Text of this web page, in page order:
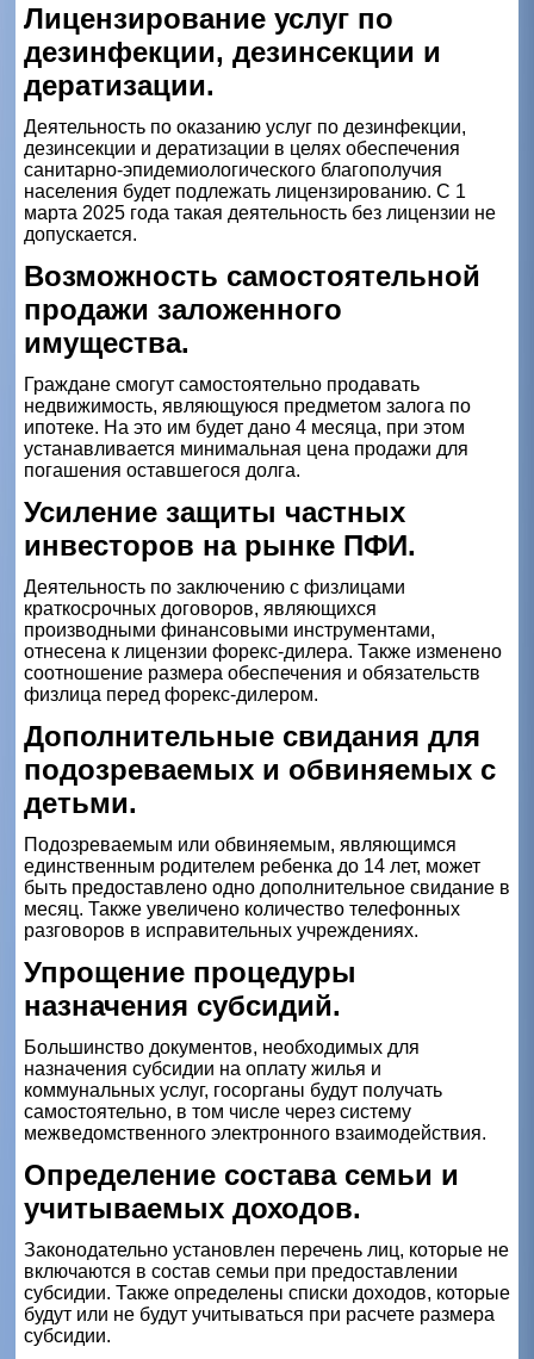
Лицензирование услуг по
дезинфекции, дезинсекции и
дератизации.
Деятельность по оказанию услуг по дезинфекции,
дезинсекции и дератизации в целях обеспечения
санитарно-эпидемиологического благополучия
населения будет подлежать лицензированию. С 1
марта 2025 года такая деятельность без лицензии не
допускается.
Возможность самостоятельной
продажи заложенного
имущества.
Граждане смогут самостоятельно продавать
недвижимость, являющуюся предметом залога по
ипотеке. На это им будет дано 4 месяца, при этом
устанавливается минимальная цена продажи для
погашения оставшегося долга.
Усиление защиты частных
инвесторов на рынке ПФИ.
Деятельность по заключению с физлицами
краткосрочных договоров, являющихся
производными финансовыми инструментами,
отнесена к лицензии форекс-дилера. Также изменено
соотношение размера обеспечения и обязательств
физлица перед форекс-дилером.
Дополнительные свидания для
подозреваемых и обвиняемых с
детьми.
Подозреваемым или обвиняемым, являющимся
единственным родителем ребенка до 14 лет, может
быть предоставлено одно дополнительное свидание в
месяц. Также увеличено количество телефонных
разговоров в исправительных учреждениях.
Упрощение процедуры
назначения субсидий.
Большинство документов, необходимых для
назначения субсидии на оплату жилья и
коммунальных услуг, госорганы будут получать
самостоятельно, в том числе через систему
межведомственного электронного взаимодействия.
Определение состава семьи и
учитываемых доходов.
Законодательно установлен перечень лиц, которые не
включаются в состав семьи при предоставлении
субсидии. Также определены списки доходов, которые
будут или не будут учитываться при расчете размера
субсидии.